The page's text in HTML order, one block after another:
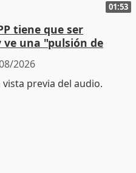
01:53
tiene que ser
una "pulsión de
2026